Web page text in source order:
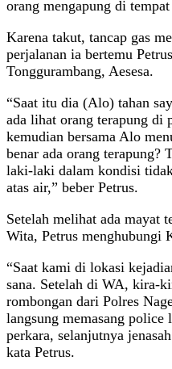
orang mengapung di
Karena takut, tancap gas
perjalanan ia bertemu
Tonggurambang, Aesesa.
“Saat itu dia (Alo) tahan
ada lihat orang terapung di
kemudian bersama Alo
benar ada orang terapung?
laki-laki dalam kondisi
atas air,” beber Petrus.
Setelah melihat ada mayat
Wita, Petrus menghubungi
“Saat kami di lokasi
sana. Setelah di WA, kira-
rombongan dari Polres
langsung memasang
perkara, selanjutnya
kata Petrus.